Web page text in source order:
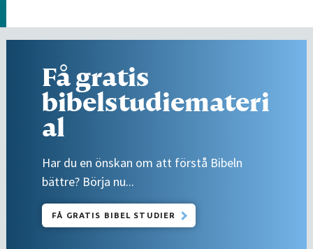
Få gratis
bibelstudiemateri
al
Har du en önskan om att förstå Bibeln
bättre? Börja nu...
FÅ GRATIS BIBEL STUDIER